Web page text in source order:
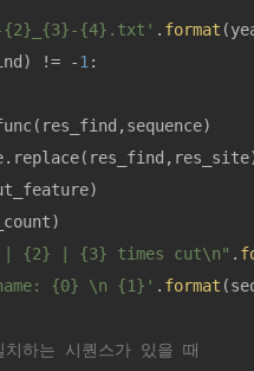
{2}_{3}-{4}.txt' . format
!= -1 :
{2} | {3} times cut\n" .
name: {0} \n {1}' . format
하는 시퀀스가 있을 때